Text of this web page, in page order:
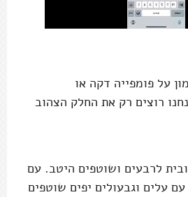
על פומפייה דקה או
רוצים רק את החלק הצהוב
לרבעים ושוטפים היטב. עם
עלים וגבעולים יפים שוטפים